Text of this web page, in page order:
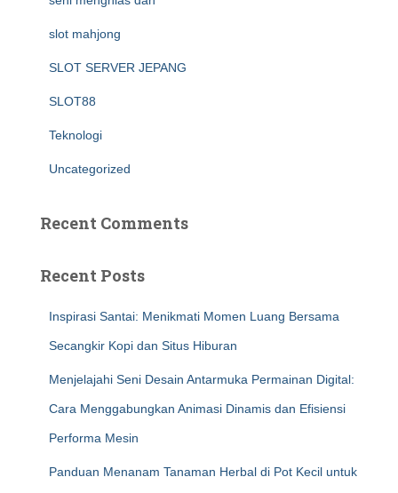
slot mahjong
SLOT SERVER JEPANG
SLOT88
Teknologi
Uncategorized
Recent Comments
Recent Posts
Inspirasi Santai: Menikmati Momen Luang Bersama
Secangkir Kopi dan Situs Hiburan
Menjelajahi Seni Desain Antarmuka Permainan Digital:
Cara Menggabungkan Animasi Dinamis dan Efisiensi
Performa Mesin
Panduan Menanam Tanaman Herbal di Pot Kecil untuk